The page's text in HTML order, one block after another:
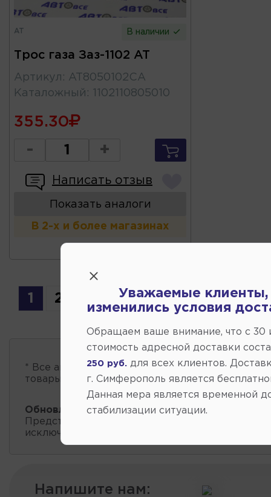
AT В наличии
Трос газа Заз-1102 AT
Артикул : AT8050102CA
Каталожный : 1102110805010
355.30
- +
Написать отзыв
Показать аналоги
В 2-х и более магазинах
1 2
* Все автозапчастиесть в наличии, обновление
товары проходит несколько раз в сутки.
Обновление остатков и цен: 12:21 2026-08-09
Представленные данные о запчастях на этой
исключительно информационный характер.
Напишите нам:
Уважаемые клиенты,
изменились условия
Обращаем ваше внимание, что c 30
стоимость адресной доставки
250 руб.
для всех клиентов.
г. Симферополь является
Данная мера является временной
стабилизации ситуации.